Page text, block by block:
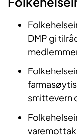
DMP gi
smittevern